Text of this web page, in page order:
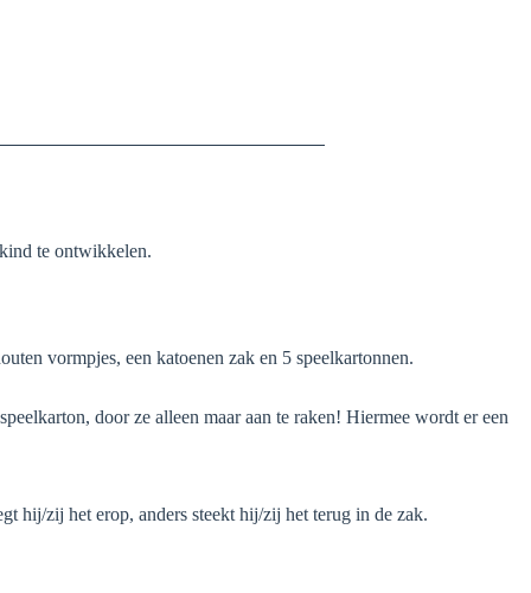
te ontwikkelen.
vormpjes, een katoenen zak en 5 speelkartonnen.
door ze alleen maar aan te raken! Hiermee wordt er een
hij/zij het erop, anders steekt hij/zij het terug in de zak.